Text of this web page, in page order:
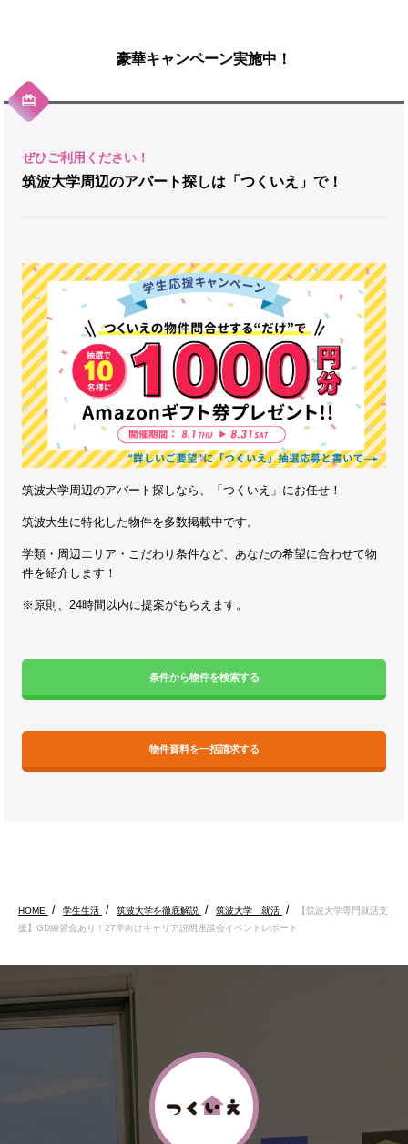
豪華キャンペーン実施中！
筑波大学周辺のアパート探しは「つくいえ」で！
筑波大学周辺のアパート探しなら、「つくいえ」にお任せ！
筑波大生に特化した物件を多数掲載中です。
学類・周辺エリア・こだわり条件など、あなたの希望に合わせて物
件を紹介します！
※原則、24時間以内に提案がもらえます。
条件から物件を検索する
物件資料を一括請求する
HOME 学生生活 筑波大学を徹底解説 筑波大学 就活
【筑波大学専門就活支
援】GD練習会あり！27卒向けキャリア説明座談会イベントレポート